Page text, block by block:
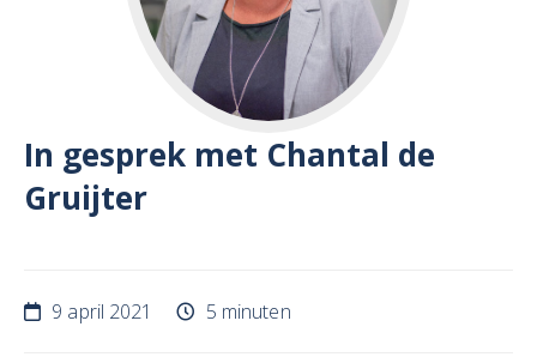
In gesprek met Chantal de
Gruijter
9 april 2021 5 minuten